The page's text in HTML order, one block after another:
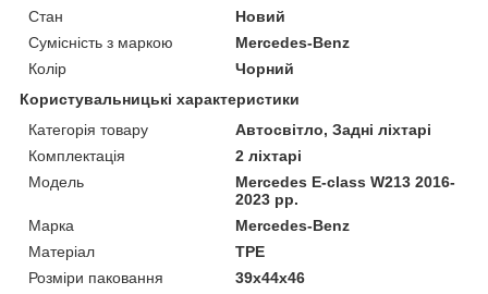
Стан
Новий
Сумісність з маркою
Mercedes-Benz
Колір
Чорний
Користувальницькі характеристики
Категорія товару
Автосвітло, Задні ліхтарі
Комплектація
2 ліхтарі
Мoдель
Mercedes E-сlass W213 2016-
2023 рр.
Марка
Mercedes-Benz
Матеріал
TPE
Розміри паковання
39x44x46